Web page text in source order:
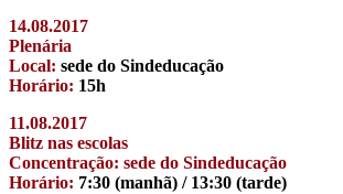
14.08.2017
Plenária
Local: sede do Sindeducação
Horário: 15h
11.08.2017
Blitz nas escolas
Concentração: sede do Sindeducação
Horário: 7:30 (manhã) / 13:30 (tarde)